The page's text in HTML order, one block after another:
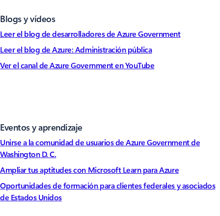
Blogs y vídeos
Leer el blog de desarrolladores de Azure Government
Leer el blog de Azure: Administración pública
Ver el canal de Azure Government en YouTube
Eventos y aprendizaje
Unirse a la comunidad de usuarios de Azure Government de
Washington D. C.
Ampliar tus aptitudes con Microsoft Learn para Azure
Oportunidades de formación para clientes federales y asociados
de Estados Unidos